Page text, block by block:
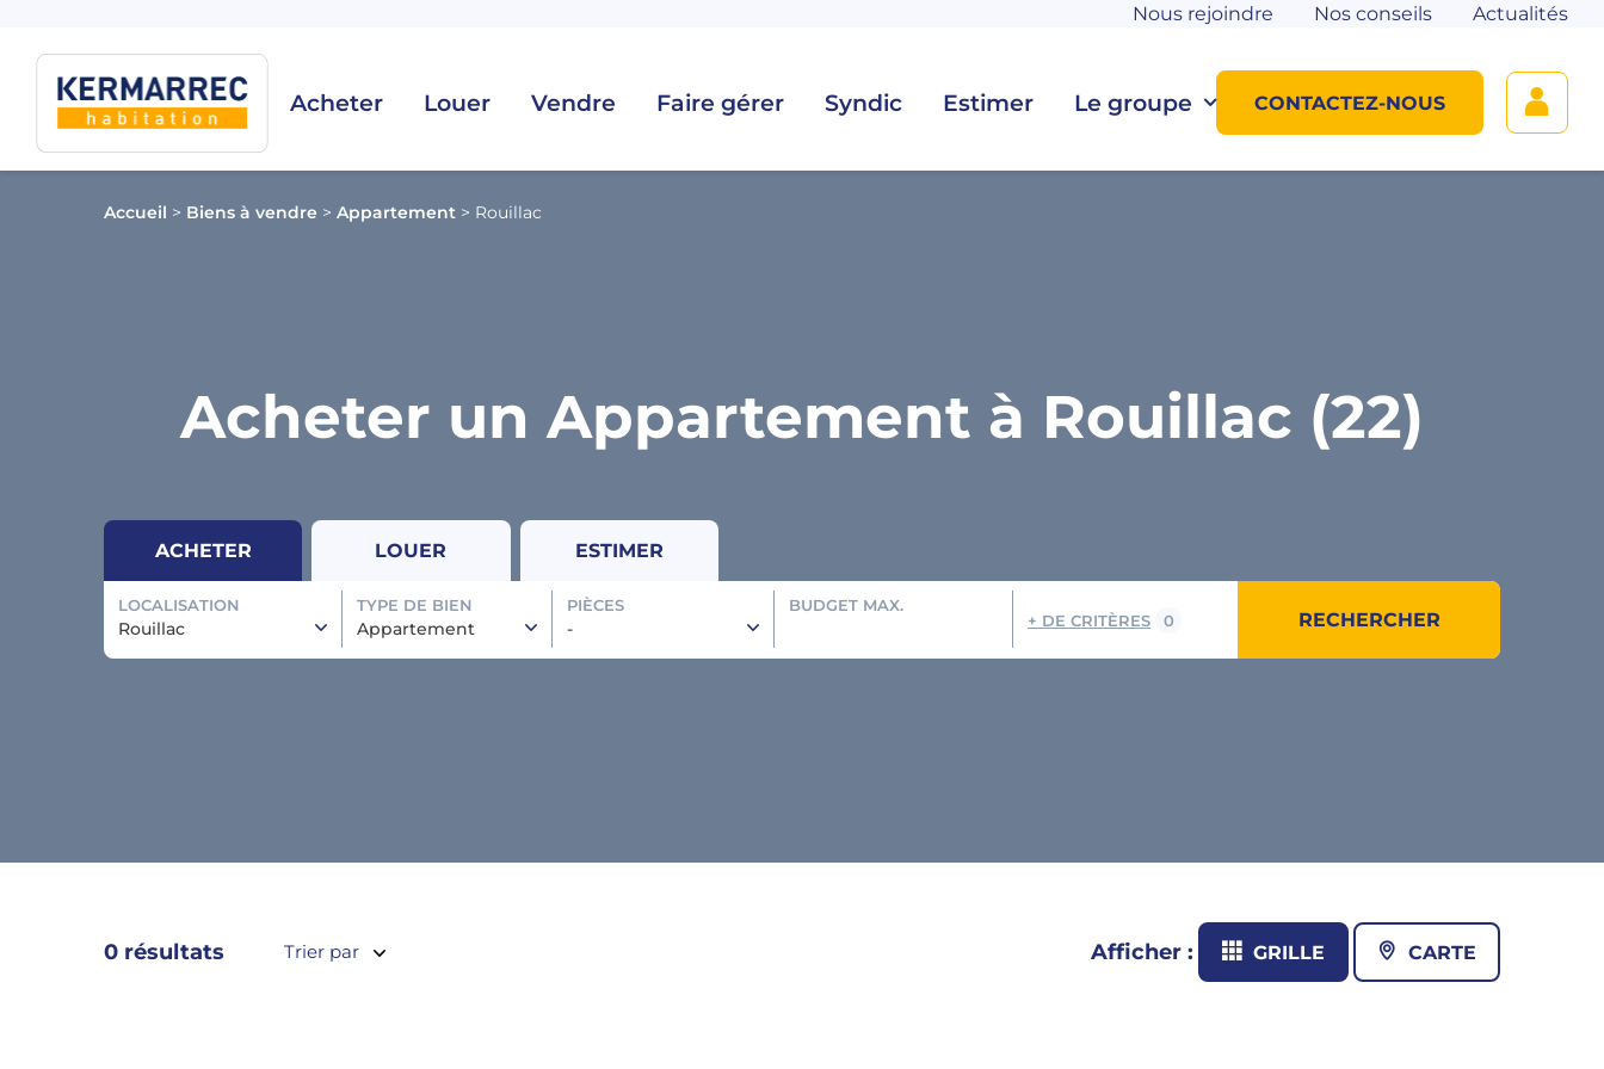
Acheter Louer Vendre Faire gérer Syndic Estimer Le groupe
Nous rejoindre Nos conseils Actualités
CONTACTEZ-NOUS
Accueil > Biens à vendre > Appartement > Rouillac
Acheter un Appartement à Rouillac (22)
ACHETER LOUER ESTIMER
LOCALISATION
Rouillac
TYPE DE BIEN
Appartement
PIÈCES
-
BUDGET MAX.
+ DE CRITÈRES 0 RECHERCHER
0 résultats Trier par Afficher : GRILLE CARTE